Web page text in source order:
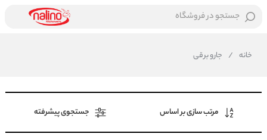
جستجو در فروشگاه
خانه / جارو برقی
مرتب سازی بر اساس جستجوی پیشرفته